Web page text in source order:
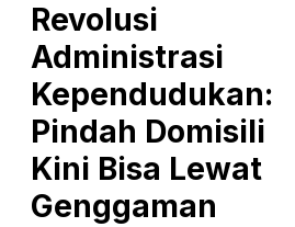
Revolusi
Administrasi
Kependudukan:
Pindah Domisili
Kini Bisa Lewat
Genggaman